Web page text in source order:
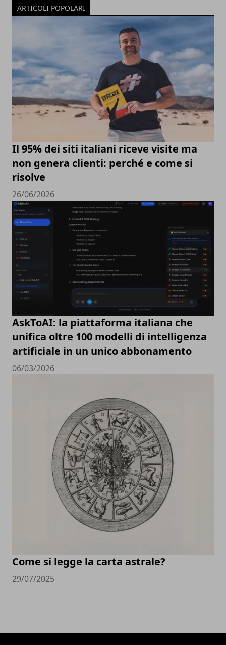
ARTICOLI POPOLARI
Il 95% dei siti italiani riceve visite ma
non genera clienti: perché e come si
risolve
26/06/2026
AskToAI: la piattaforma italiana che
unifica oltre 100 modelli di intelligenza
artificiale in un unico abbonamento
06/03/2026
Come si legge la carta astrale?
29/07/2025